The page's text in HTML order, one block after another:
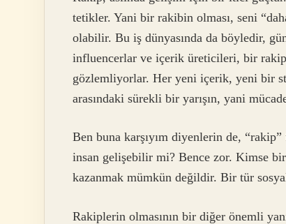
tetikler. Yani bir rakibin olması, seni
olabilir. Bu iş dünyasında da böyledir,
influencerlar ve içerik üreticileri, bir
gözlemliyorlar. Her yeni içerik, yeni bir
arasındaki sürekli bir yarışın, yani
Ben buna karşıyım diyenlerin de,
insan gelişebilir mi? Bence zor. Kimse
kazanmak mümkün değildir. Bir tür
Rakiplerin olmasının bir diğer önemli